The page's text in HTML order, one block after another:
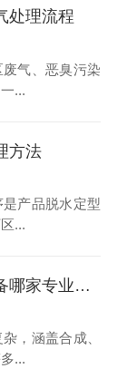
处理流程
气、恶臭污染
...
方法
产品脱水定型
...
农药废气处理设备哪家专业靠谱
，涵盖合成、
...